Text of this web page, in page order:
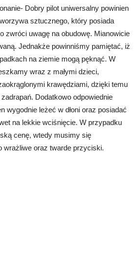
Dobry pilot uniwersalny powinien
sztucznego, który posiada
zwróci uwagę na obudowę. Mianowicie
Jednakże powinniśmy pamiętać, iż
na ziemie mogą pęknąć. W
wraz z małymi dzieci,
krawędziami, dzięki temu
Dodatkowo odpowiednie
wygodnie leżeć w dłoni oraz posiadać
na lekkie wciśnięcie. W przypadku
cenę, wtedy musimy się
wrażliwe oraz twarde przyciski.